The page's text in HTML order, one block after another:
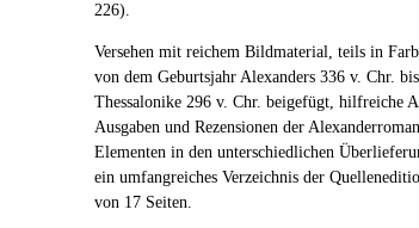
226).
Versehen mit reichem Bildmaterial, teils in
von dem Geburtsjahr Alexanders 336 v. Chr.
Thessalonike 296 v. Chr. beigefügt, hilfreiche
Ausgaben und Rezensionen der
Elementen in den unterschiedlichen
ein umfangreiches Verzeichnis der
von 17 Seiten.